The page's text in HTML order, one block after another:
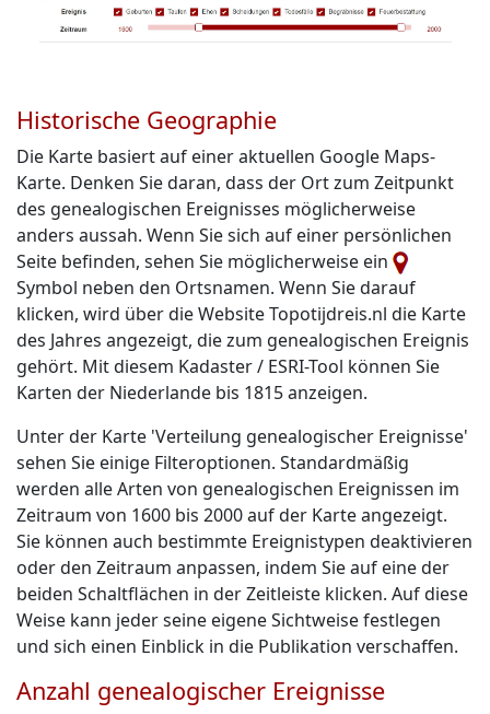
Historische Geographie
Die Karte basiert auf einer aktuellen Google Maps-
Karte. Denken Sie daran, dass der Ort zum Zeitpunkt
des genealogischen Ereignisses möglicherweise
anders aussah. Wenn Sie sich auf einer persönlichen
Seite befinden, sehen Sie möglicherweise ein
Symbol neben den Ortsnamen. Wenn Sie darauf
klicken, wird über die Website Topotijdreis.nl die Karte
des Jahres angezeigt, die zum genealogischen Ereignis
gehört. Mit diesem Kadaster / ESRI-Tool können Sie
Karten der Niederlande bis 1815 anzeigen.
Unter der Karte 'Verteilung genealogischer Ereignisse'
sehen Sie einige Filteroptionen. Standardmäßig
werden alle Arten von genealogischen Ereignissen im
Zeitraum von 1600 bis 2000 auf der Karte angezeigt.
Sie können auch bestimmte Ereignistypen deaktivieren
oder den Zeitraum anpassen, indem Sie auf eine der
beiden Schaltflächen in der Zeitleiste klicken. Auf diese
Weise kann jeder seine eigene Sichtweise festlegen
und sich einen Einblick in die Publikation verschaffen.
Anzahl genealogischer Ereignisse